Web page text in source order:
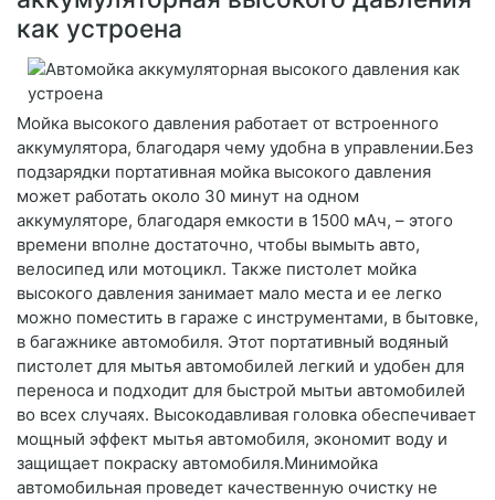
как устроена
Мойка высокого давления работает от встроенного
аккумулятора, благодаря чему удобна в управлении.Без
подзарядки портативная мойка высокого давления
может работать около 30 минут на одном
аккумуляторе, благодаря емкости в 1500 мАч, – этого
времени вполне достаточно, чтобы вымыть авто,
велосипед или мотоцикл. Также пистолет мойка
высокого давления занимает мало места и ее легко
можно поместить в гараже с инструментами, в бытовке,
в багажнике автомобиля. Этот портативный водяный
пистолет для мытья автомобилей легкий и удобен для
переноса и подходит для быстрой мытьи автомобилей
во всех случаях. Высокодавливая головка обеспечивает
мощный эффект мытья автомобиля, экономит воду и
защищает покраску автомобиля.Минимойка
автомобильная проведет качественную очистку не